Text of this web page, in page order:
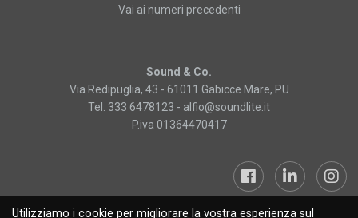
Utilizziamo i cookie per migliorare la vostra esperienza sul
Vai ai numeri precedenti
Sound & Co.
Via Redipuglia, 43 - 61011 Gabicce Mare, PU
Tel. 333 6478123 - alfio@soundlite.it
P.iva 01364470417